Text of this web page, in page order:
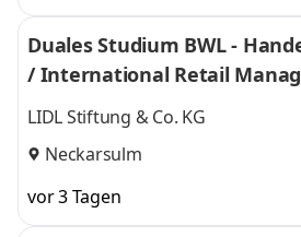
Duales Studium BWL -
/ International Retail
Einkauf 2027
LIDL Stiftung & Co. KG
Neckarsulm
vor 3 Tagen